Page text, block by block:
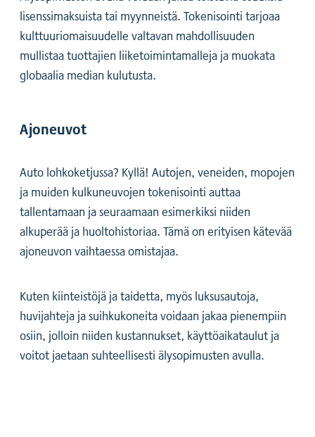
lisenssimaksuista tai myynneistä. Tokenisointi tarjoaa
kulttuuriomaisuudelle valtavan mahdollisuuden
mullistaa tuottajien liiketoimintamalleja ja muokata
globaalia median kulutusta.
Ajoneuvot
‍Auto lohkoketjussa? Kyllä! Autojen, veneiden, mopojen
ja muiden kulkuneuvojen tokenisointi auttaa
tallentamaan ja seuraamaan esimerkiksi niiden
alkuperää ja huoltohistoriaa. Tämä on erityisen kätevää
ajoneuvon vaihtaessa omistajaa.
Kuten kiinteistöjä ja taidetta, myös luksusautoja,
huvijahteja ja suihkukoneita voidaan jakaa pienempiin
osiin, jolloin niiden kustannukset, käyttöaikataulut ja
voitot jaetaan suhteellisesti älysopimusten avulla.